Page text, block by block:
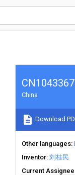
China
Download
Other languages
Inventor 刘桂民
Current Assignee